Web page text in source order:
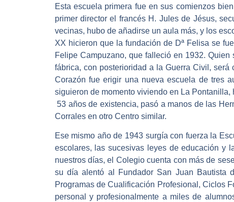
Esta escuela primera fue en sus comienzos
primer director el francés H. Jules de Jésus,
vecinas, hubo de añadirse un aula más, y los
XX hicieron que la fundación de Dª Felisa se
Felipe Campuzano, que falleció en 1932.
fábrica, con posterioridad a la Guerra Civil,
Corazón fue erigir una nueva escuela de tres
siguieron de momento viviendo en La
53 años de existencia, pasó a manos de las
Corrales en otro Centro similar.
Ese mismo año de 1943 surgía con fuerza la
escolares, las sucesivas leyes de educación y
nuestros días, el Colegio cuenta con más de
su día alentó al Fundador San Juan Bautista
Programas de Cualificación Profesional, Ciclos
personal y profesionalmente a miles de